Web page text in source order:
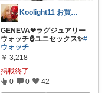
Koolight11 お買い物に感謝‼️
GENEVA❤ラグジュアリー
ウォッチ⌚ユニセックス✨#
ウォッチ
￥ 3,218
掲載終了
0 0 42